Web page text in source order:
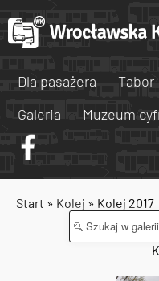
Dla pasażera Tabor
Galeria
Muzeum
Start » Kolej » Kolej 2017